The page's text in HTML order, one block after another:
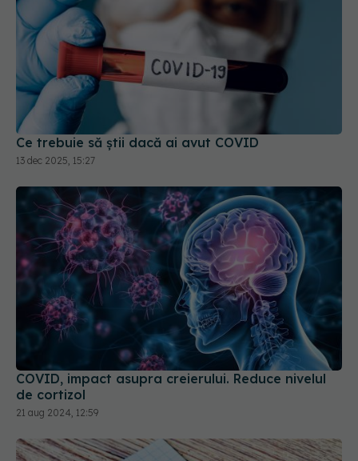
Ce trebuie să știi dacă ai avut COVID
13 dec 2025, 15:27
COVID, impact asupra creierului. Reduce nivelul
de cortizol
21 aug 2024, 12:59